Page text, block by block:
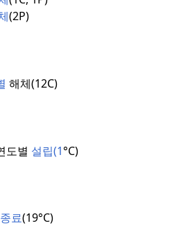
(2P)
해체(12C)
도별 설립(1°C)
료(19°C)